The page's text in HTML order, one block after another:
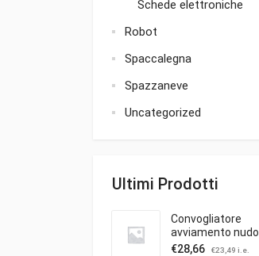
Schede elettroniche
Robot
Spaccalegna
Spazzaneve
Uncategorized
Ultimi Prodotti
Convogliatore
avviamento nudo
€28,66 €23,49 i.e.